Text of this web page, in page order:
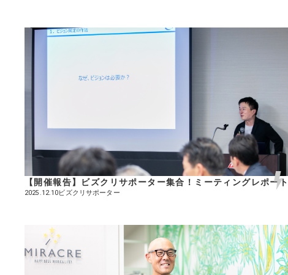
【開催報告】ビズクリサポーター集合！ミーティングレポート
2025.12.10ビズクリサポーター